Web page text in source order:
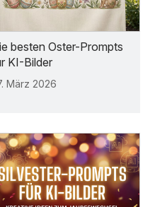
besten Oster-Prompts
KI-Bilder
März 2026